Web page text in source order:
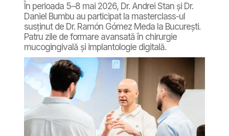
În perioada 5–8 mai 2026, Dr. Andrei Stan și Dr.
Daniel Bumbu au participat la masterclass-ul
susținut de Dr. Ramón Gómez Meda la București.
Patru zile de formare avansată în chirurgie
mucogingivală și implantologie digitală.